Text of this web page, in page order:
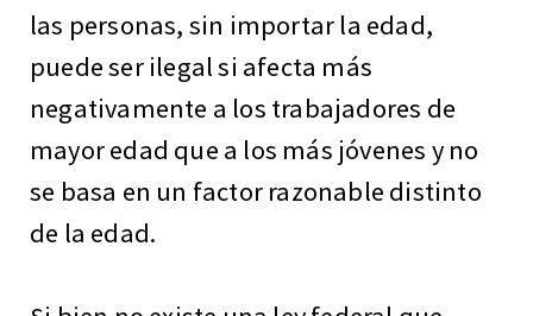
las personas, sin importar la edad,
puede ser ilegal si afecta más
negativamente a los trabajadores de
mayor edad que a los más jóvenes y no
se basa en un factor razonable distinto
de la edad.